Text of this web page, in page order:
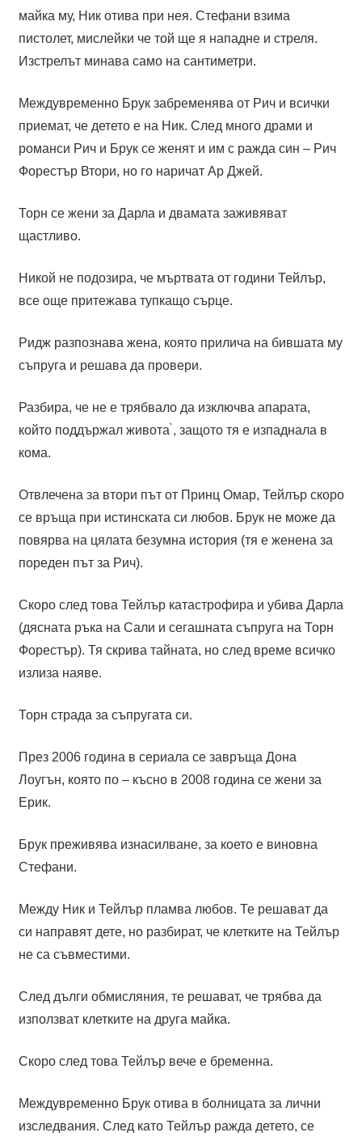
майка му, Ник отива при нея. Стефани взима
пистолет, мислейки че той ще я нападне и стреля.
Изстрелът минава само на сантиметри.
Междувременно Брук забременява от Рич и всички
приемат, че детето е на Ник. След много драми и
романси Рич и Брук се женят и им с ражда син – Рич
Форестър Втори, но го наричат Ар Джей.
Торн се жени за Дарла и двамата заживяват
щастливо.
Никой не подозира, че мъртвата от години Тейлър,
все още притежава тупкащо сърце.
Ридж разпознава жена, която прилича на бившата му
съпруга и решава да провери.
Разбира, че не е трябвало да изключва апарата,
който поддържал живота ̀, защото тя е изпаднала в
кома.
Отвлечена за втори път от Принц Омар, Тейлър скоро
се връща при истинската си любов. Брук не може да
повярва на цялата безумна история (тя е женена за
пореден път за Рич).
Скоро след това Тейлър катастрофира и убива Дарла
(дясната ръка на Сали и сегашната съпруга на Торн
Форестър). Тя скрива тайната, но след време всичко
излиза наяве.
Торн страда за съпругата си.
През 2006 година в сериала се завръща Дона
Лоугън, която по – късно в 2008 година се жени за
Ерик.
Брук преживява изнасилване, за което е виновна
Стефани.
Между Ник и Тейлър пламва любов. Те решават да
си направят дете, но разбират, че клетките на Тейлър
не са съвместими.
След дълги обмисляния, те решават, че трябва да
използват клетките на друга майка.
Скоро след това Тейлър вече е бременна.
Междувременно Брук отива в болницата за лични
изследвания. След като Тейлър ражда детето, се